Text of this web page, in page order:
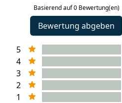
Basierend auf 0 Bewertung(en)
Bewertung abgeben
5
4
3
2
1